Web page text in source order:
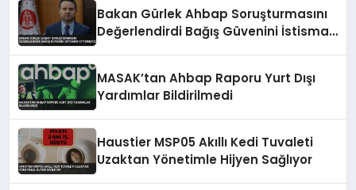
Bakan Gürlek Ahbap Soruşturmasını
Değerlendirdi Bağış Güvenini İstismar
MASAK’tan Ahbap Raporu Yurt Dışı
Yardımlar Bildirilmedi
Haustier MSP05 Akıllı Kedi Tuvaleti
Uzaktan Yönetimle Hijyen Sağlıyor